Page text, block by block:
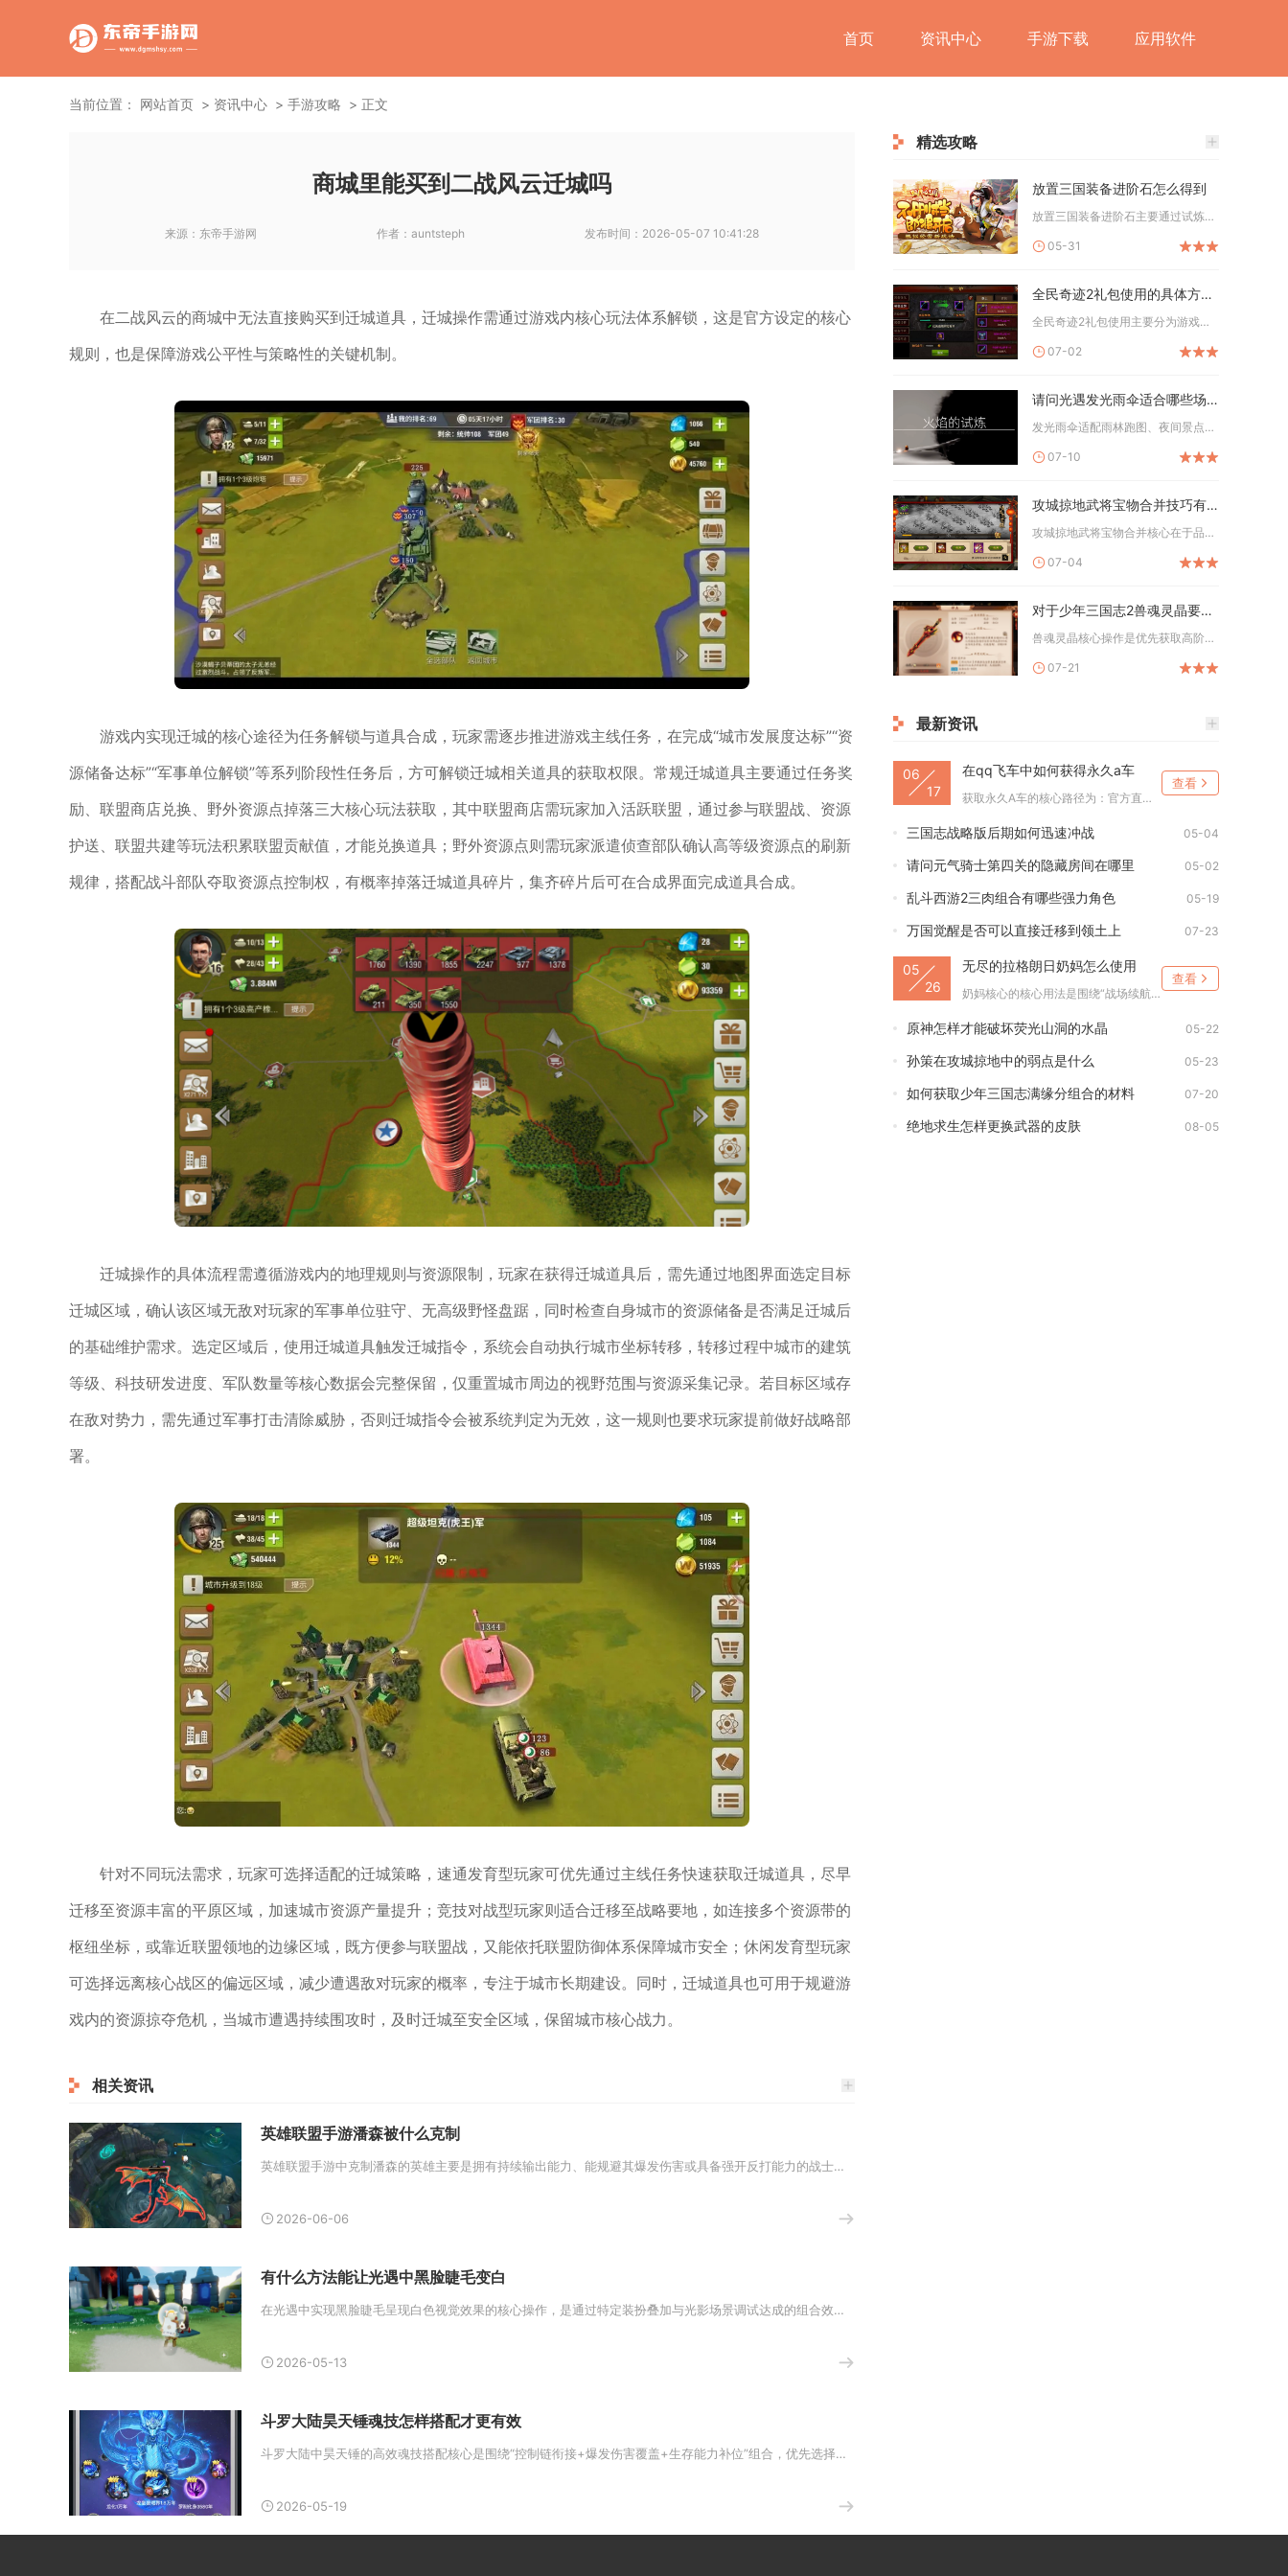
首页 资讯中心 手游下载 应用软件
当前位置： 网站首页 资讯中心 手游攻略 正文
商城里能买到二战风云迁城吗
来源： 东帝手游网 作者： auntsteph 发布时间： 2026-05-07 10:41:28
在二战风云的商城中无法直接购买到迁城道具，迁城操作需通过游戏内核心玩法体系解锁，这是官方设定的核心
规则，也是保障游戏公平性与策略性的关键机制。
游戏内实现迁城的核心途径为任务解锁与道具合成，玩家需逐步推进游戏主线任务，在完成“城市发展度达标”“资
源储备达标”“军事单位解锁”等系列阶段性任务后，方可解锁迁城相关道具的获取权限。常规迁城道具主要通过任务奖
励、联盟商店兑换、野外资源点掉落三大核心玩法获取，其中联盟商店需玩家加入活跃联盟，通过参与联盟战、资源
护送、联盟共建等玩法积累联盟贡献值，才能兑换道具；野外资源点则需玩家派遣侦查部队确认高等级资源点的刷新
规律，搭配战斗部队夺取资源点控制权，有概率掉落迁城道具碎片，集齐碎片后可在合成界面完成道具合成。
迁城操作的具体流程需遵循游戏内的地理规则与资源限制，玩家在获得迁城道具后，需先通过地图界面选定目标
迁城区域，确认该区域无敌对玩家的军事单位驻守、无高级野怪盘踞，同时检查自身城市的资源储备是否满足迁城后
的基础维护需求。选定区域后，使用迁城道具触发迁城指令，系统会自动执行城市坐标转移，转移过程中城市的建筑
等级、科技研发进度、军队数量等核心数据会完整保留，仅重置城市周边的视野范围与资源采集记录。若目标区域存
在敌对势力，需先通过军事打击清除威胁，否则迁城指令会被系统判定为无效，这一规则也要求玩家提前做好战略部
署。
针对不同玩法需求，玩家可选择适配的迁城策略，速通发育型玩家可优先通过主线任务快速获取迁城道具，尽早
迁移至资源丰富的平原区域，加速城市资源产量提升；竞技对战型玩家则适合迁移至战略要地，如连接多个资源带的
枢纽坐标，或靠近联盟领地的边缘区域，既方便参与联盟战，又能依托联盟防御体系保障城市安全；休闲发育型玩家
可选择远离核心战区的偏远区域，减少遭遇敌对玩家的概率，专注于城市长期建设。同时，迁城道具也可用于规避游
戏内的资源掠夺危机，当城市遭遇持续围攻时，及时迁城至安全区域，保留城市核心战力。
相关资讯
英雄联盟手游潘森被什么克制
英雄联盟手游中克制潘森的英雄主要是拥有持续输出能力、能规避其爆发伤害或具备强开反打能力的战士与刺客，核心答案为：线上压制...
2026-06-06
有什么方法能让光遇中黑脸睫毛变白
在光遇中实现黑脸睫毛呈现白色视觉效果的核心操作，是通过特定装扮叠加与光影场景调试达成的组合效果，该效果无需修改游戏底层文...
2026-05-13
斗罗大陆昊天锤魂技怎样搭配才更有效
斗罗大陆中昊天锤的高效魂技搭配核心是围绕“控制链衔接+爆发伤害覆盖+生存能力补位”组合，优先选择具备范围压制、硬控衔接与...
2026-05-19
精选攻略
放置三国装备进阶石怎么得到
放置三国装备进阶石主要通过试炼塔（含炼狱塔）、主线挂机与祈福...
05-31
全民奇迹2礼包使用的具体方法有哪些
全民奇迹2礼包使用主要分为游戏内CDKEY兑换、官网礼包中心...
07-02
请问光遇发光雨伞适合哪些场合使用
发光雨伞适配雨林跑图、夜间景点打卡、双人社交互动、暮土避险挂...
07-10
攻城掠地武将宝物合并技巧有哪些
攻城掠地武将宝物合并核心在于品质优先级、属性继承筛选、武将适...
07-04
对于少年三国志2兽魂灵晶要怎么操作
兽魂灵晶核心操作是优先获取高阶灵晶、合理镶嵌搭配、定向合成升...
07-21
最新资讯
06
17
在qq飞车中如何获得永久a车
获取永久A车的核心路径为：官方直送活动、工坊保底打造、限时抽...
查看
三国志战略版后期如何迅速冲战 05-04
请问元气骑士第四关的隐藏房间在哪里 05-02
乱斗西游2三肉组合有哪些强力角色 05-19
万国觉醒是否可以直接迁移到领土上 07-23
05
26
无尽的拉格朗日奶妈怎么使用
奶妈核心的核心用法是围绕“战场续航+关键单位保护+功能辅助”...
查看
原神怎样才能破坏荧光山洞的水晶 05-22
孙策在攻城掠地中的弱点是什么 05-23
如何获取少年三国志满缘分组合的材料 07-20
绝地求生怎样更换武器的皮肤 08-05